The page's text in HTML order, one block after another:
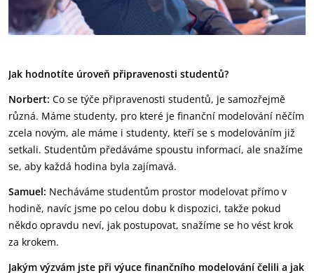
Jak hodnotíte úroveň připravenosti studentů?
Norbert: Co se týče připravenosti studentů, je samozřejmě
různá. Máme studenty, pro které je finanční modelování něčím
zcela novým, ale máme i studenty, kteří se s modelováním již
setkali. Studentům předáváme spoustu informací, ale snažíme
se, aby každá hodina byla zajímavá.
Samuel: Necháváme studentům prostor modelovat přímo v
hodině, navíc jsme po celou dobu k dispozici, takže pokud
někdo opravdu neví, jak postupovat, snažíme se ho vést krok
za krokem.
Jakým výzvám jste při výuce finančního modelování čelili a jak